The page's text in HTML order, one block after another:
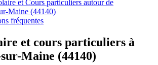
et Cours particuliers autour de
Maine (44140)
fréquentes
et cours particuliers à
Maine (44140)